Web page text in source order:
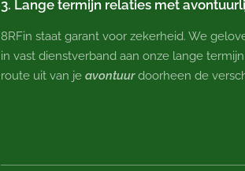
3. Lange termijn relaties met
8RFin staat garant voor zekerheid. We
in vast dienstverband aan onze lange
route uit van jeavontuurdoorheen de